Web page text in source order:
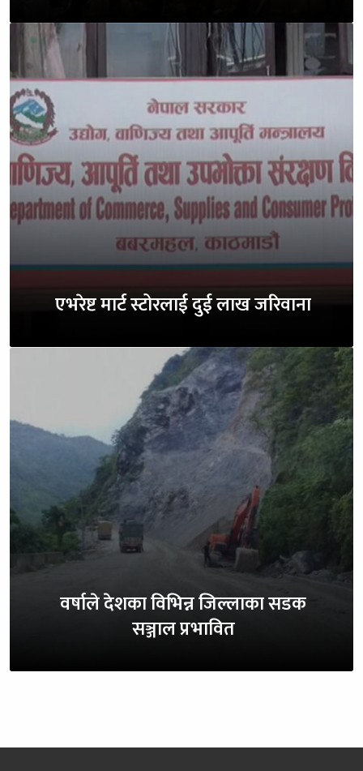
एभरेष्ट मार्ट स्टोरलाई दुई लाख जरिवाना
वर्षाले देशका विभिन्न जिल्लाका सडक
सञ्जाल प्रभावित